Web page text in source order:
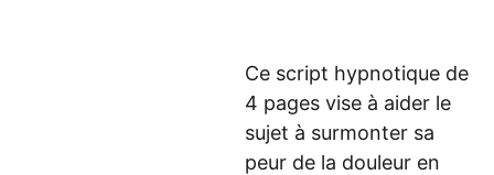
Ce script hypnotique de
4 pages vise à aider le
sujet à surmonter sa
peur de la douleur en